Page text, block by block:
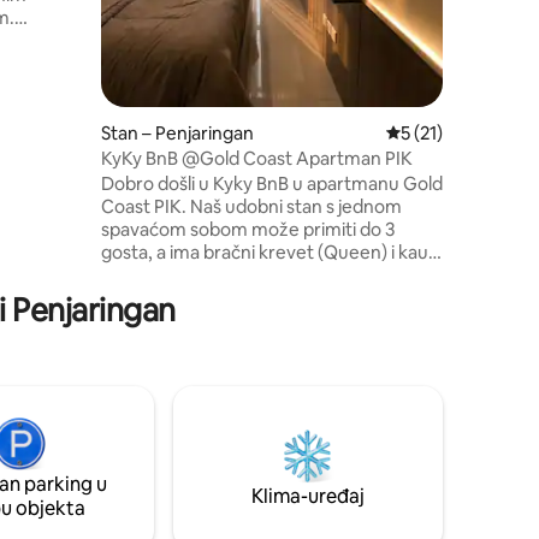
Stan – Penjaringan Prosječna ocjena:
5 (21)
KyKy BnB @Gold Coast Apartman PIK
Dobro došli u Kyky BnB u apartmanu Gold
Coast PIK. Naš udobni stan s jednom
spavaćom sobom može primiti do 3
gosta, a ima bračni krevet (Queen) i kauč
Netflixu, privatnom balkonu,
blagovaonici i potpuno opremljenoj
Smješteno u srcu PIK-a, u blizini
znamenitosti, kafića, restorana i zračne
luke Soekarno-Hatta.
Penjaringan
parking u
objekta
Klima-uređaj